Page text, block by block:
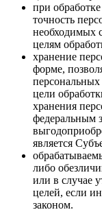
при
точность
необходимых
целям
хранение
форме,
цели
хранения
федеральным
является
либо
или в случае
целей, если
законом.